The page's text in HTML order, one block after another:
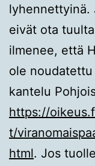
lyhennettyinä.
eivät ota
ilmenee, että
ole
kantelu
https://
t/
html. Jos